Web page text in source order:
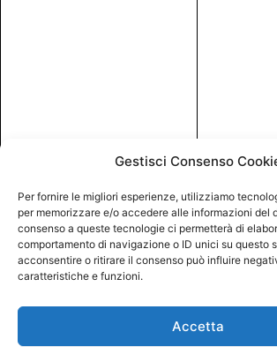
Gestisci Consenso
Per fornire le migliori esperienze, utilizziamo
per memorizzare e/o accedere alle informazioni del
consenso a queste tecnologie ci permetterà di
comportamento di navigazione o ID unici su questo
acconsentire o ritirare il consenso può influire
caratteristiche e funzioni.
Accetta